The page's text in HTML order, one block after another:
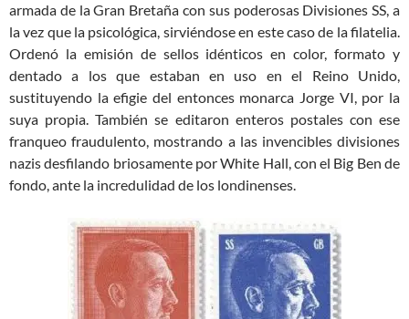
armada de la Gran Bretaña con sus poderosas Divisiones SS, a
la vez que la psicológica, sirviéndose en este caso de la filatelia.
Ordenó la emisión de sellos idénticos en color, formato y
dentado a los que estaban en uso en el Reino Unido,
sustituyendo la efigie del entonces monarca Jorge VI, por la
suya propia. También se editaron enteros postales con ese
franqueo fraudulento, mostrando a las invencibles divisiones
nazis desfilando briosamente por White Hall, con el Big Ben de
fondo, ante la incredulidad de los londinenses.